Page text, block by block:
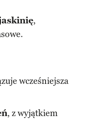
,
wcześniejsza
, z wyjątkiem